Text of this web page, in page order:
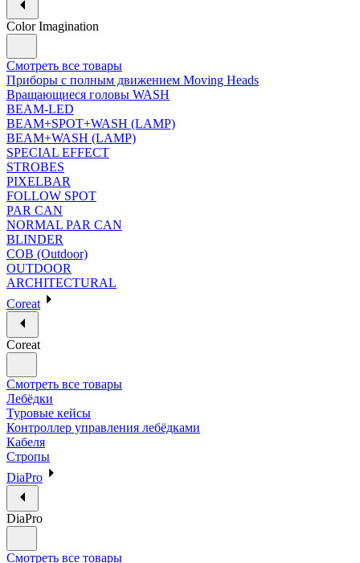
Color Imagination
Смотреть все товары
Приборы с полным движением Moving Heads
Вращающиеся головы WASH
BEAM-LED
BEAM+SPOT+WASH (LAMP)
BEAM+WASH (LAMP)
SPECIAL EFFECT
STROBES
PIXELBAR
FOLLOW SPOT
PAR CAN
NORMAL PAR CAN
BLINDER
COB (Outdoor)
OUTDOOR
ARCHITECTURAL
Coreat
Coreat
Смотреть все товары
Лебёдки
Туровые кейсы
Контроллер управления лебёдками
Кабеля
Стропы
DiaPro
DiaPro
Смотреть все товары